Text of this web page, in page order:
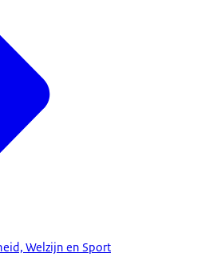
Welzijn en Sport